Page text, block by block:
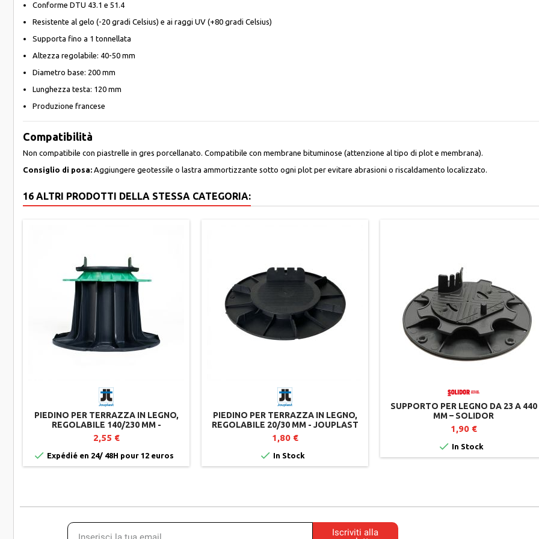
Conforme DTU 43.1 e 51.4
Resistente al gelo (-20 gradi Celsius) e ai raggi UV (+80 gradi Celsius)
Supporta fino a 1 tonnellata
Altezza regolabile: 40-50 mm
Diametro base: 200 mm
Lunghezza testa: 120 mm
Produzione francese
Compatibilità
Non compatibile con piastrelle in gres porcellanato. Compatibile con membrane bituminose (attenzione al tipo di plot e membrana).
Consiglio di posa: Aggiungere geotessile o lastra ammortizzante sotto ogni plot per evitare abrasioni o riscaldamento localizzato.
16 ALTRI PRODOTTI DELLA STESSA CATEGORIA:
PIEDINO PER TERRAZZA IN LEGNO,
REGOLABILE 140/230 MM -
JOUPLAST
2,55 €
 Expédié en 24/ 48H pour 12 euros
PIEDINO PER TERRAZZA IN LEGNO,
REGOLABILE 20/30 MM - JOUPLAST
1,80 €
 In Stock
SUPPORTO PER LEGNO DA 23 A 440
MM – SOLIDOR
1,90 €
 In Stock
Iscriviti alla